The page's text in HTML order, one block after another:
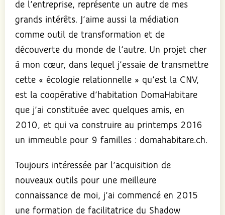
de l’entreprise, représente un autre de mes
grands intérêts. J’aime aussi la médiation
comme outil de transformation et de
découverte du monde de l’autre. Un projet cher
à mon cœur, dans lequel j’essaie de transmettre
cette « écologie relationnelle » qu’est la CNV,
est la coopérative d’habitation DomaHabitare
que j’ai constituée avec quelques amis, en
2010, et qui va construire au printemps 2016
un immeuble pour 9 familles : domahabitare.ch.
Toujours intéressée par l’acquisition de
nouveaux outils pour une meilleure
connaissance de moi, j’ai commencé en 2015
une formation de facilitatrice du Shadow